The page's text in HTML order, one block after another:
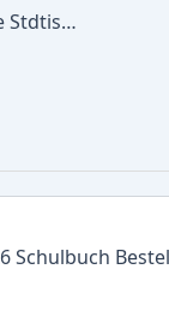
Alle Schulbücher Janusz-Korczak-Schule Stdtische Frderschule Frderschwerpunkt Geistige Entwicklung
Schulbuch